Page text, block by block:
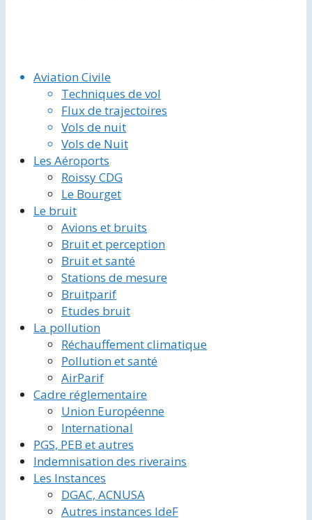
Aviation Civile
Techniques de vol
Flux de trajectoires
Vols de nuit
Vols de Nuit
Les Aéroports
Roissy CDG
Le Bourget
Le bruit
Avions et bruits
Bruit et perception
Bruit et santé
Stations de mesure
Bruitparif
Etudes bruit
La pollution
Réchauffement climatique
Pollution et santé
AirParif
Cadre réglementaire
Union Européenne
International
PGS, PEB et autres
Indemnisation des riverains
Les Instances
DGAC, ACNUSA
Autres instances IdeF